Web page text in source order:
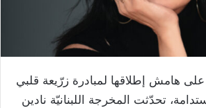
على هامش إطلاقها لمبادرة زرّيعة قلبي
تحدّثت المخرجة اللبنانيّة نادين